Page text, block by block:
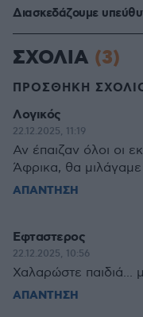
Διασκεδάζουμε
ΣΧΟΛΙΑ (3)
ΠΡΟΣΘΗΚΗ
Λογικός
22.12.2025, 11:19
Αν έπαιζαν όλοι οι
Άφρικα, θα μιλάγαμε
ΑΠΑΝΤΗΣΗ
Εφταστερος
22.12.2025, 10:56
Χαλαρώστε παιδιά...
ΑΠΑΝΤΗΣΗ